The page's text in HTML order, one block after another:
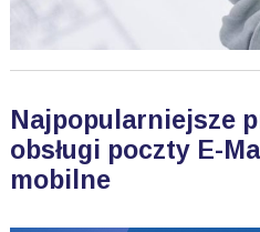
Najpopularniejsze
obsługi poczty E-
mobilne